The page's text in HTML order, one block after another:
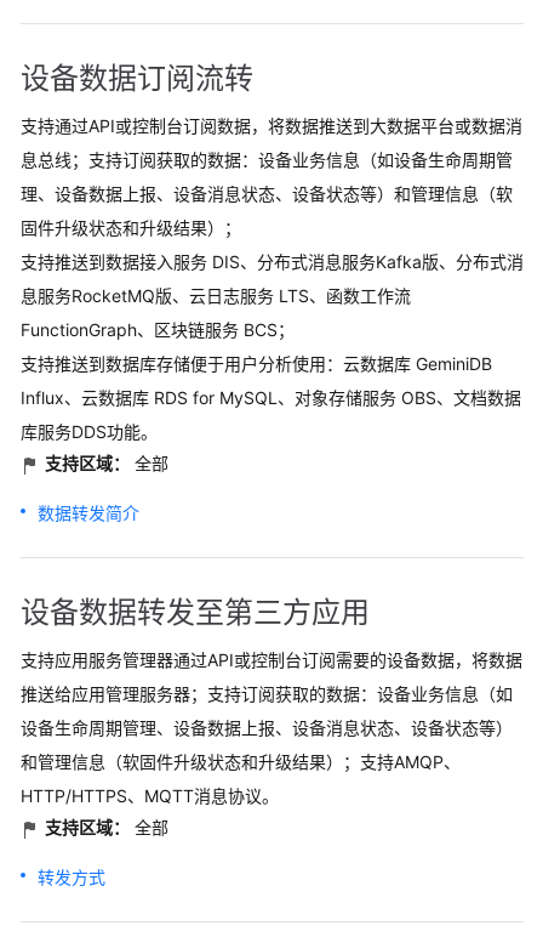
设备数据订阅流转
支持通过API或控制台订阅数据，将数据推送到大数据平台或数据消
息总线；支持订阅获取的数据：设备业务信息（如设备生命周期管
理、设备数据上报、设备消息状态、设备状态等）和管理信息（软
固件升级状态和升级结果）；
支持推送到数据接入服务 DIS、分布式消息服务Kafka版、分布式消
息服务RocketMQ版、云日志服务 LTS、函数工作流
FunctionGraph、区块链服务 BCS；
支持推送到数据库存储便于用户分析使用：云数据库 GeminiDB
Influx、云数据库 RDS for MySQL、对象存储服务 OBS、文档数据
库服务DDS功能。
支持区域：
全部
数据转发简介
设备数据转发至第三方应用
支持应用服务管理器通过API或控制台订阅需要的设备数据，将数据
推送给应用管理服务器；支持订阅获取的数据：设备业务信息（如
设备生命周期管理、设备数据上报、设备消息状态、设备状态等）
和管理信息（软固件升级状态和升级结果）；支持AMQP、
HTTP/HTTPS、MQTT消息协议。
支持区域：
全部
转发方式